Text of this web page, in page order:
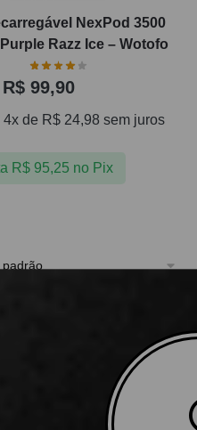
NexPod 3500
Razz Ice – Wotofo
R$99,90
4x de R$24,98 sem juros
R$ 95,25 no Pix